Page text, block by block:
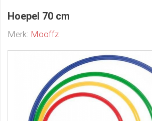
Hoepel 70 cm
Merk: Mooffz